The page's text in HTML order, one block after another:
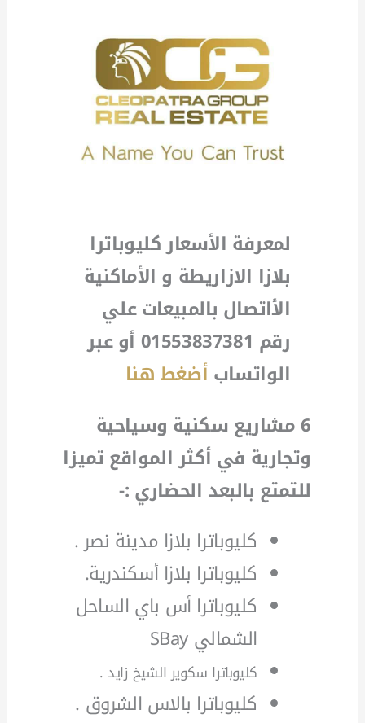
لمعرفة الأسعار كليوباترا
بلازا الازاريطة و الأماكنية
الأاتصال بالمبيعات علي
رقم 01553837381 أو عبر
الواتسابأضغط هنا
6 مشاريع سكنية وسياحية
وتجارية في أكثر المواقع تميزا
للتمتع بالبعد الحضاري :-
كليوباترا بلازا مدينة نصر .
كليوباترا بلازا أسكندرية.
كليوباترا أس باي الساحل
الشمالي SBay
كليوباترا سكوير الشيخ زايد .
كليوباترا بالاس الشروق .